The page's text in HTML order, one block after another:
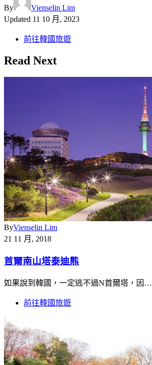
By
Vienselin Lim
Updated 11 10 月, 2023
前往韓國旅遊
Read Next
ByVienselin Lim
21 11 月, 2018
首爾南山塔泰迪熊
如果說到韓國，一定逃不過N首爾塔，因…
前往韓國旅遊